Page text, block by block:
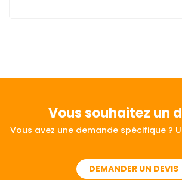
Vous souhaitez un
Vous avez une demande spécifique ?
DEMANDER UN DEVIS